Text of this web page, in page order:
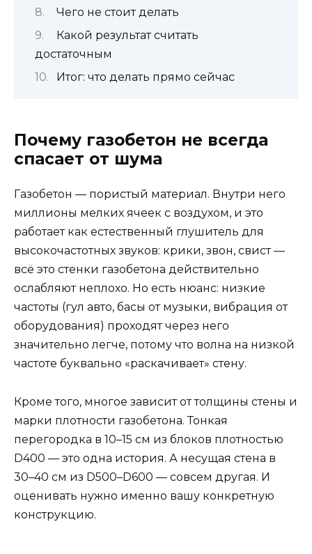
Чего не стоит делать
Какой результат считать
достаточным
Итог: что делать прямо сейчас
Почему газобетон не всегда
спасает от шума
Газобетон — пористый материал. Внутри него
миллионы мелких ячеек с воздухом, и это
работает как естественный глушитель для
высокочастотных звуков: крики, звон, свист —
всё это стенки газобетона действительно
ослабляют неплохо. Но есть нюанс: низкие
частоты (гул авто, басы от музыки, вибрация от
оборудования) проходят через него
значительно легче, потому что волна на низкой
частоте буквально «раскачивает» стену.
Кроме того, многое зависит от толщины стены и
марки плотности газобетона. Тонкая
перегородка в 10–15 см из блоков плотностью
D400 — это одна история. А несущая стена в
30–40 см из D500–D600 — совсем другая. И
оценивать нужно именно вашу конкретную
конструкцию.